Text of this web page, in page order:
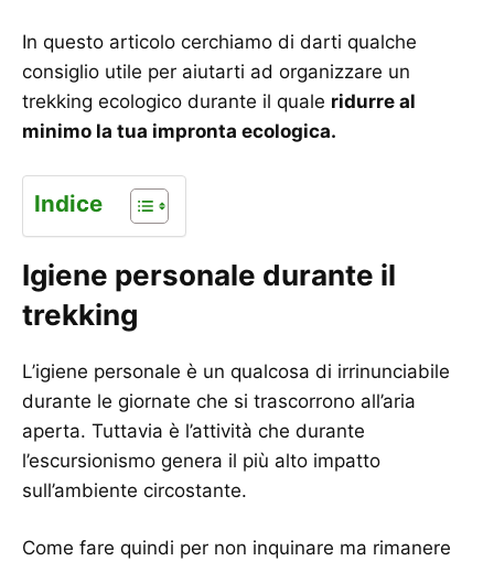
In questo articolo cerchiamo di darti qualche
consiglio utile per aiutarti ad organizzare un
trekking ecologico durante il quale ridurre al
minimo la tua impronta ecologica.
Indice
Igiene personale durante il
trekking
L’igiene personale è un qualcosa di irrinunciabile
durante le giornate che si trascorrono all’aria
aperta. Tuttavia è l’attività che durante
l’escursionismo genera il più alto impatto
sull’ambiente circostante.
Come fare quindi per non inquinare ma rimanere